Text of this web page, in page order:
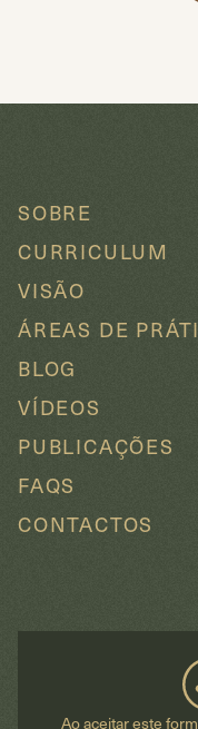
SOBRE
CURRICULUM
VISÃO
ÁREAS DE
BLOG
VÍDEOS
PUBLICAÇÕES
FAQS
CONTACTOS
TERMOS E CONDIÇÕES
POLÍTICA DE
POLÍTICA DE COOKIES
Ao aceitar este